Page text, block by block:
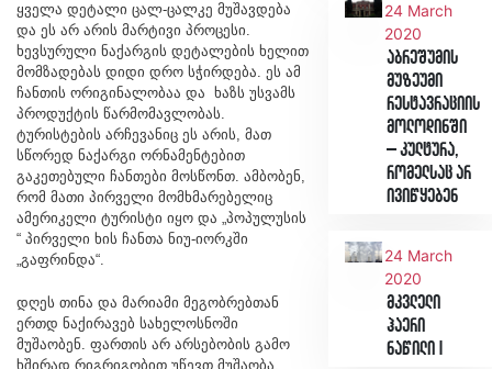
ყველა დეტალი ცალ-ცალკე მუშავდება
და ეს არ არის მარტივი პროცესი.
ხევსურული ნაქარგის დეტალების ხელით
მომზადებას დიდი დრო სჭირდება. ეს ამ
ჩანთის ორიგინალობაა და ხაზს უსვამს
პროდუქტის წარმომავლობას.
ტურისტების არჩევანიც ეს არის, მათ
სწორედ ნაქარგი ორნამენტებით
გაკეთებული ჩანთები მოსწონთ. ამბობენ,
რომ მათი პირველი მომხმარებელიც
ამერიკელი ტურისტი იყო და „პოპულუსის
“ პირველი ხის ჩანთა ნიუ-იორკში
„გაფრინდა“.
დღეს თინა და მარიამი მეგობრებთან
ერთდ ნაქირავებ სახელოსნოში
მუშაობენ. ფართის არ არსებობის გამო
ხშირად რიგრიგობით უწევთ მუშაობა.
24 March
2020
აბრეშუმის
მუზეუმი
რესტავრაციის
მოლოდინში
– კულტურა,
რომელსაც არ
ივიწყებენ
24 March
2020
მკვლელი
ჰაერი
ნაწილი I